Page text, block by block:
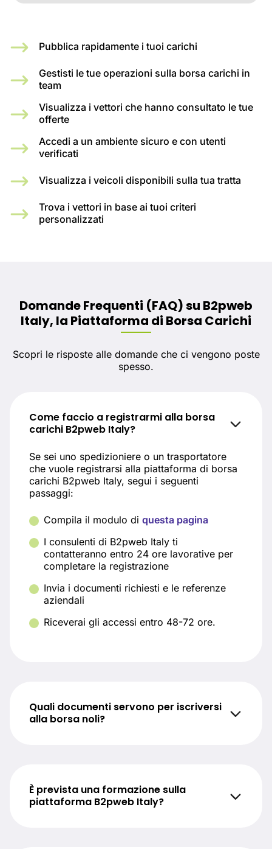
Pubblica rapidamente i tuoi carichi
Gestisti le tue operazioni sulla borsa carichi in
team
Visualizza i vettori che hanno consultato le tue
offerte
Accedi a un ambiente sicuro e con utenti
verificati
Visualizza i veicoli disponibili sulla tua tratta
Trova i vettori in base ai tuoi criteri
personalizzati
Domande Frequenti (FAQ) su B2pweb
Italy, la Piattaforma di Borsa Carichi
Scopri le risposte alle domande che ci vengono poste
spesso.
Come faccio a registrarmi alla borsa
carichi B2pweb Italy?
Se sei uno spedizioniere o un trasportatore
che vuole registrarsi alla piattaforma di borsa
carichi B2pweb Italy, segui i seguenti
passaggi:
Compila il modulo di questa pagina
I consulenti di B2pweb Italy ti
contatteranno entro 24 ore lavorative per
completare la registrazione
Invia i documenti richiesti e le referenze
aziendali
Riceverai gli accessi entro 48-72 ore.
Quali documenti servono per iscriversi
alla borsa noli?
È prevista una formazione sulla
piattaforma B2pweb Italy?